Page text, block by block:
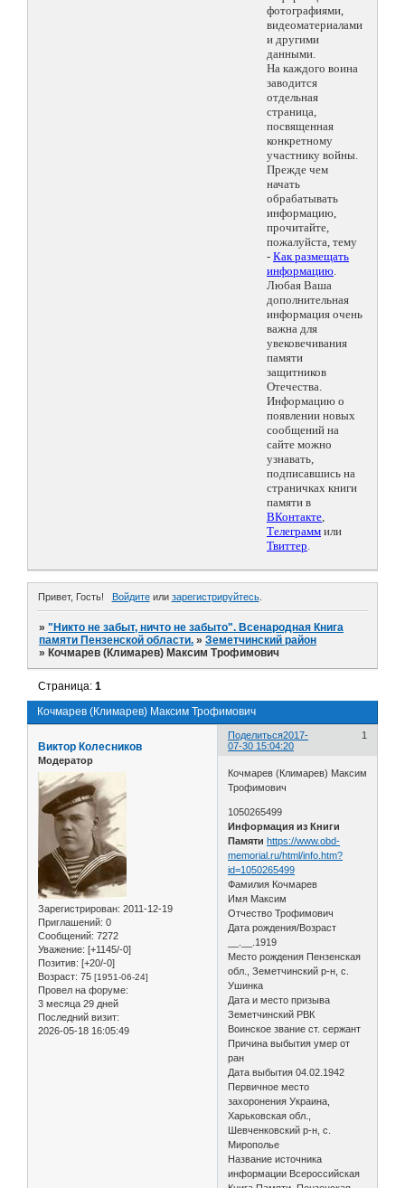
фотографиями,
видеоматериалами
и другими
данными.
На каждого воина
заводится
отдельная
страница,
посвященная
конкретному
участнику войны.
Прежде чем
начать
обрабатывать
информацию,
прочитайте,
пожалуйста, тему
- Как размещать
информацию.
Любая Ваша
дополнительная
информация очень
важна для
увековечивания
памяти
защитников
Отечества.
Информацию о
появлении новых
сообщений на
сайте можно
узнавать,
подписавшись на
страничках книги
памяти в
ВКонтакте,
Телеграмм или
Твиттер.
Привет, Гость! Войдитеили зарегистрируйтесь.
»"Никто не забыт, ничто не забыто". Всенародная Книга
памяти Пензенской области. »Земетчинский район
» Кочмарев (Климарев) Максим Трофимович
Кочмарев (Климарев) Максим Трофимович
Страница:1
Поделиться 1
2017-
07-30 15:04:20
Виктор Колесников
Модератор
Зарегистрирован: 2011-12-19
Приглашений: 0
Сообщений: 7272
Уважение: [+1145/-0]
Позитив: [+20/-0]
Возраст: 75 [1951-06-24]
Провел на форуме:
3 месяца 29 дней
Последний визит:
2026-05-18 16:05:49
Кочмарев (Климарев) Максим
Трофимович
1050265499
Информация из Книги
Памяти https://www.obd-
memorial.ru/html/info.htm?
id=1050265499
Фамилия Кочмарев
Имя Максим
Отчество Трофимович
Дата рождения/Возраст
__.__.1919
Место рождения Пензенская
обл., Земетчинский р-н, с.
Ушинка
Дата и место призыва
Земетчинский РВК
Воинское звание ст. сержант
Причина выбытия умер от
ран
Дата выбытия 04.02.1942
Первичное место
захоронения Украина,
Харьковская обл.,
Шевченковский р-н, с.
Мирополье
Название источника
информации Всероссийская